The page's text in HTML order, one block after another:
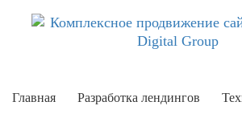
Главная Разработка лендингов